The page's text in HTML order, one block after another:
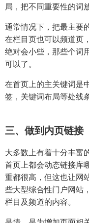
局，把不同重要性的词
通常情况下，把最主要
在栏目页也可以频道页
绝对会小些，那些个词
可以了。
在首页上的主关键词是
签，关键词布局等处线
三、做到内页链接
大多数上有着十分丰富
首页上都会动态链接库
重都很高，但这也让网
些大型综合性门户网站
栏目及频道的内容。